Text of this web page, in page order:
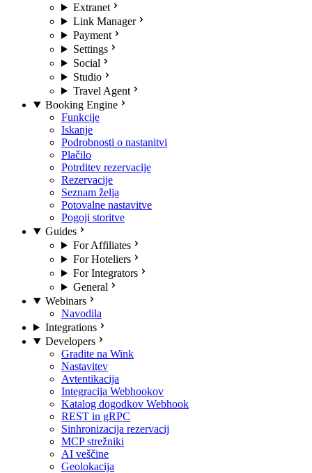
Extranet
Link Manager
Payment
Settings
Social
Studio
Travel Agent
Booking Engine
Funkcije
Iskanje
Podrobnosti o nastanitvi
Plačilo
Potrditev rezervacije
Rezervacije
Seznam želja
Potovalne nastavitve
Pogoji storitve
Guides
For Affiliates
For Hoteliers
For Integrators
General
Webinars
Navodila
Integrations
Developers
Gradite na Wink
Nastavitev
Avtentikacija
Integracija Webhookov
Katalog dogodkov Webhook
REST in gRPC
Sinhronizacija rezervacij
MCP strežniki
AI veščine
Geolokacija